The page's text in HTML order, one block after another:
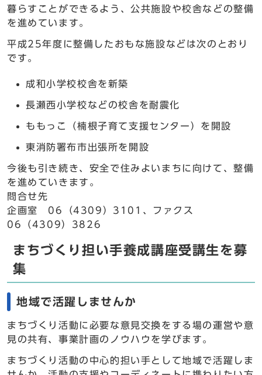
暮らすことができるよう、公共施設や校舎などの整備
を進めています。
平成25年度に整備したおもな施設などは次のとおり
です。
成和小学校校舎を新築
長瀬西小学校などの校舎を耐震化
ももっこ（楠根子育て支援センター）を開設
東消防署布市出張所を開設
今後も引き続き、安全で住みよいまちに向けて、整備
を進めていきます。
問合せ先
企画室 06（4309）3101、ファクス
06（4309）3826
まちづくり担い手養成講座受講生を募
集
地域で活躍しませんか
まちづくり活動に必要な意見交換をする場の運営や意
見の共有、事業計画のノウハウを学びます。
まちづくり活動の中心的担い手として地域で活躍しま